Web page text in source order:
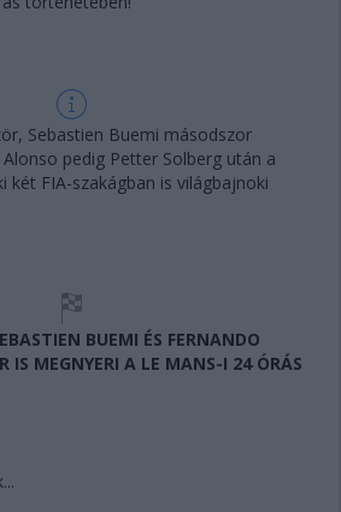
Sebastien Buemi másodszor
pedig Petter Solberg után a
két FIA-szakágban is világbajnoki
BUEMI ÉS FERNANDO
IS MEGNYERI A LE MANS-I 24 ÓRÁS